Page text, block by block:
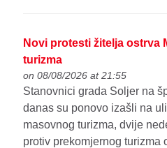
Novi protesti žitelja ostrva
turizma
on 08/08/2026 at 21:55
Stanovnici grada Soljer na
danas su ponovo izašli na
masovnog turizma, dvije
protiv prekomjernog turizma